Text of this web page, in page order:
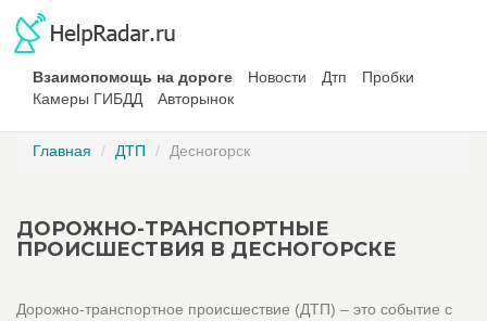
Взаимопомощь на дороге Новости Дтп
Пробки
Камеры ГИБДД
Авторынок
Главная ДТП Десногорск
ДОРОЖНО-ТРАНСПОРТНЫЕ
ПРОИСШЕСТВИЯ В ДЕСНОГОРСКЕ
Дорожно-транспортное происшествие (ДТП) – это событие с